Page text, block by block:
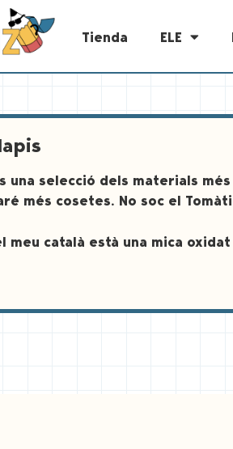
Tienda ELE
una selecció dels materials
més cosetes. No soc el
meu català està una mica